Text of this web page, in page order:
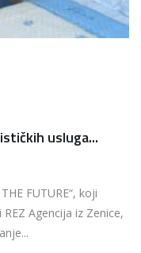
usluga...
FUTURE“, koji
Agencija iz Zenice,